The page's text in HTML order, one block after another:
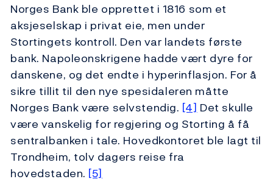
Norges Bank ble opprettet i 1816 som et
aksjeselskap i privat eie, men under
Stortingets kontroll. Den var landets første
bank. Napoleonskrigene hadde vært dyre for
danskene, og det endte i hyperinflasjon. For å
sikre tillit til den nye spesidaleren måtte
Norges Bank være selvstendig. [4] Det skulle
være vanskelig for regjering og Storting å få
sentralbanken i tale. Hovedkontoret ble lagt til
Trondheim, tolv dagers reise fra
hovedstaden. [5]